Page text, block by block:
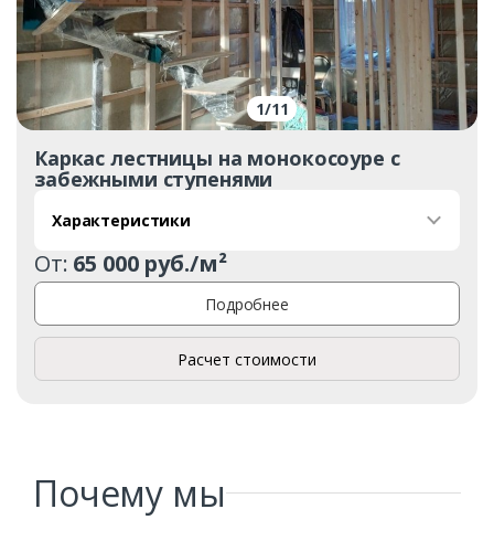
Заказать
Ваше имя*
Ваш телефон*
1/11
Каркас лестницы на монокосоуре с
забежными ступенями
Характеристики
От: 65 000 руб./м²
Подробнее
Расчет стоимости
Почему мы